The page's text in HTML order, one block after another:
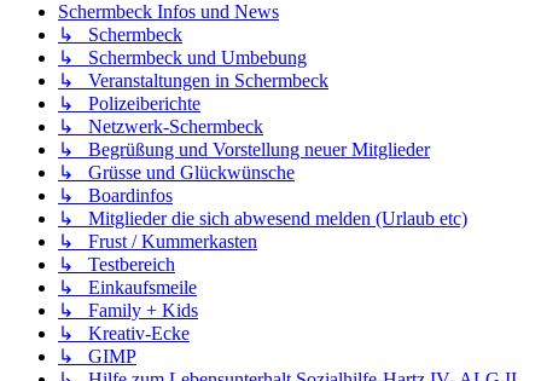
Schermbeck Infos und News
↳ Schermbeck
↳ Schermbeck und Umbebung
↳ Veranstaltungen in Schermbeck
↳ Polizeiberichte
↳ Netzwerk-Schermbeck
↳ Begrüßung und Vorstellung neuer Mitglieder
↳ Grüsse und Glückwünsche
↳ Boardinfos
↳ Mitglieder die sich abwesend melden (Urlaub etc)
↳ Frust / Kummerkasten
↳ Testbereich
↳ Einkaufsmeile
↳ Family + Kids
↳ Kreativ-Ecke
↳ GIMP